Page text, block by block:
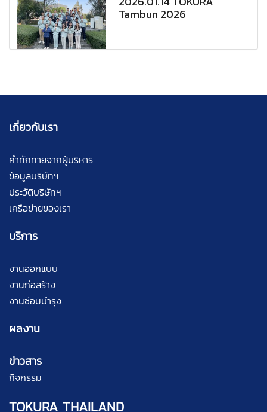
Tambun 2026
เกี่ยวกับเรา
คำทักทายจากผู้บริหาร
ข้อมูลบริษัทฯ
ประวัติบริษัทฯ
เครือข่ายของเรา
บริการ
งานออกแบบ
งานก่อสร้าง
งานซ่อมบำรุง
ผลงาน
ข่าวสาร
กิจกรรม
TOKURA THAILAND